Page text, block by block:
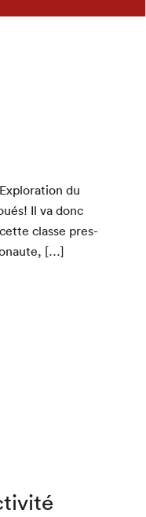
du
Il va donc
classe pres­
[…]